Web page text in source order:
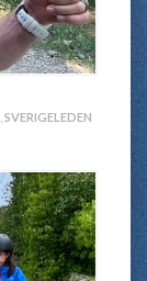
SVERIGELEDEN